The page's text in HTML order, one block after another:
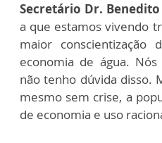
Secretário Dr.
a que estamos vivendo
maior conscientização
economia de água.
não tenho dúvida disso.
mesmo sem crise, a
de economia e uso